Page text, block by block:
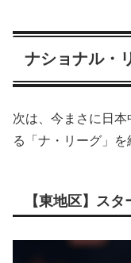
ナショナル・
次は、今まさに日
る「ナ・リーグ」を
【東地区】ス